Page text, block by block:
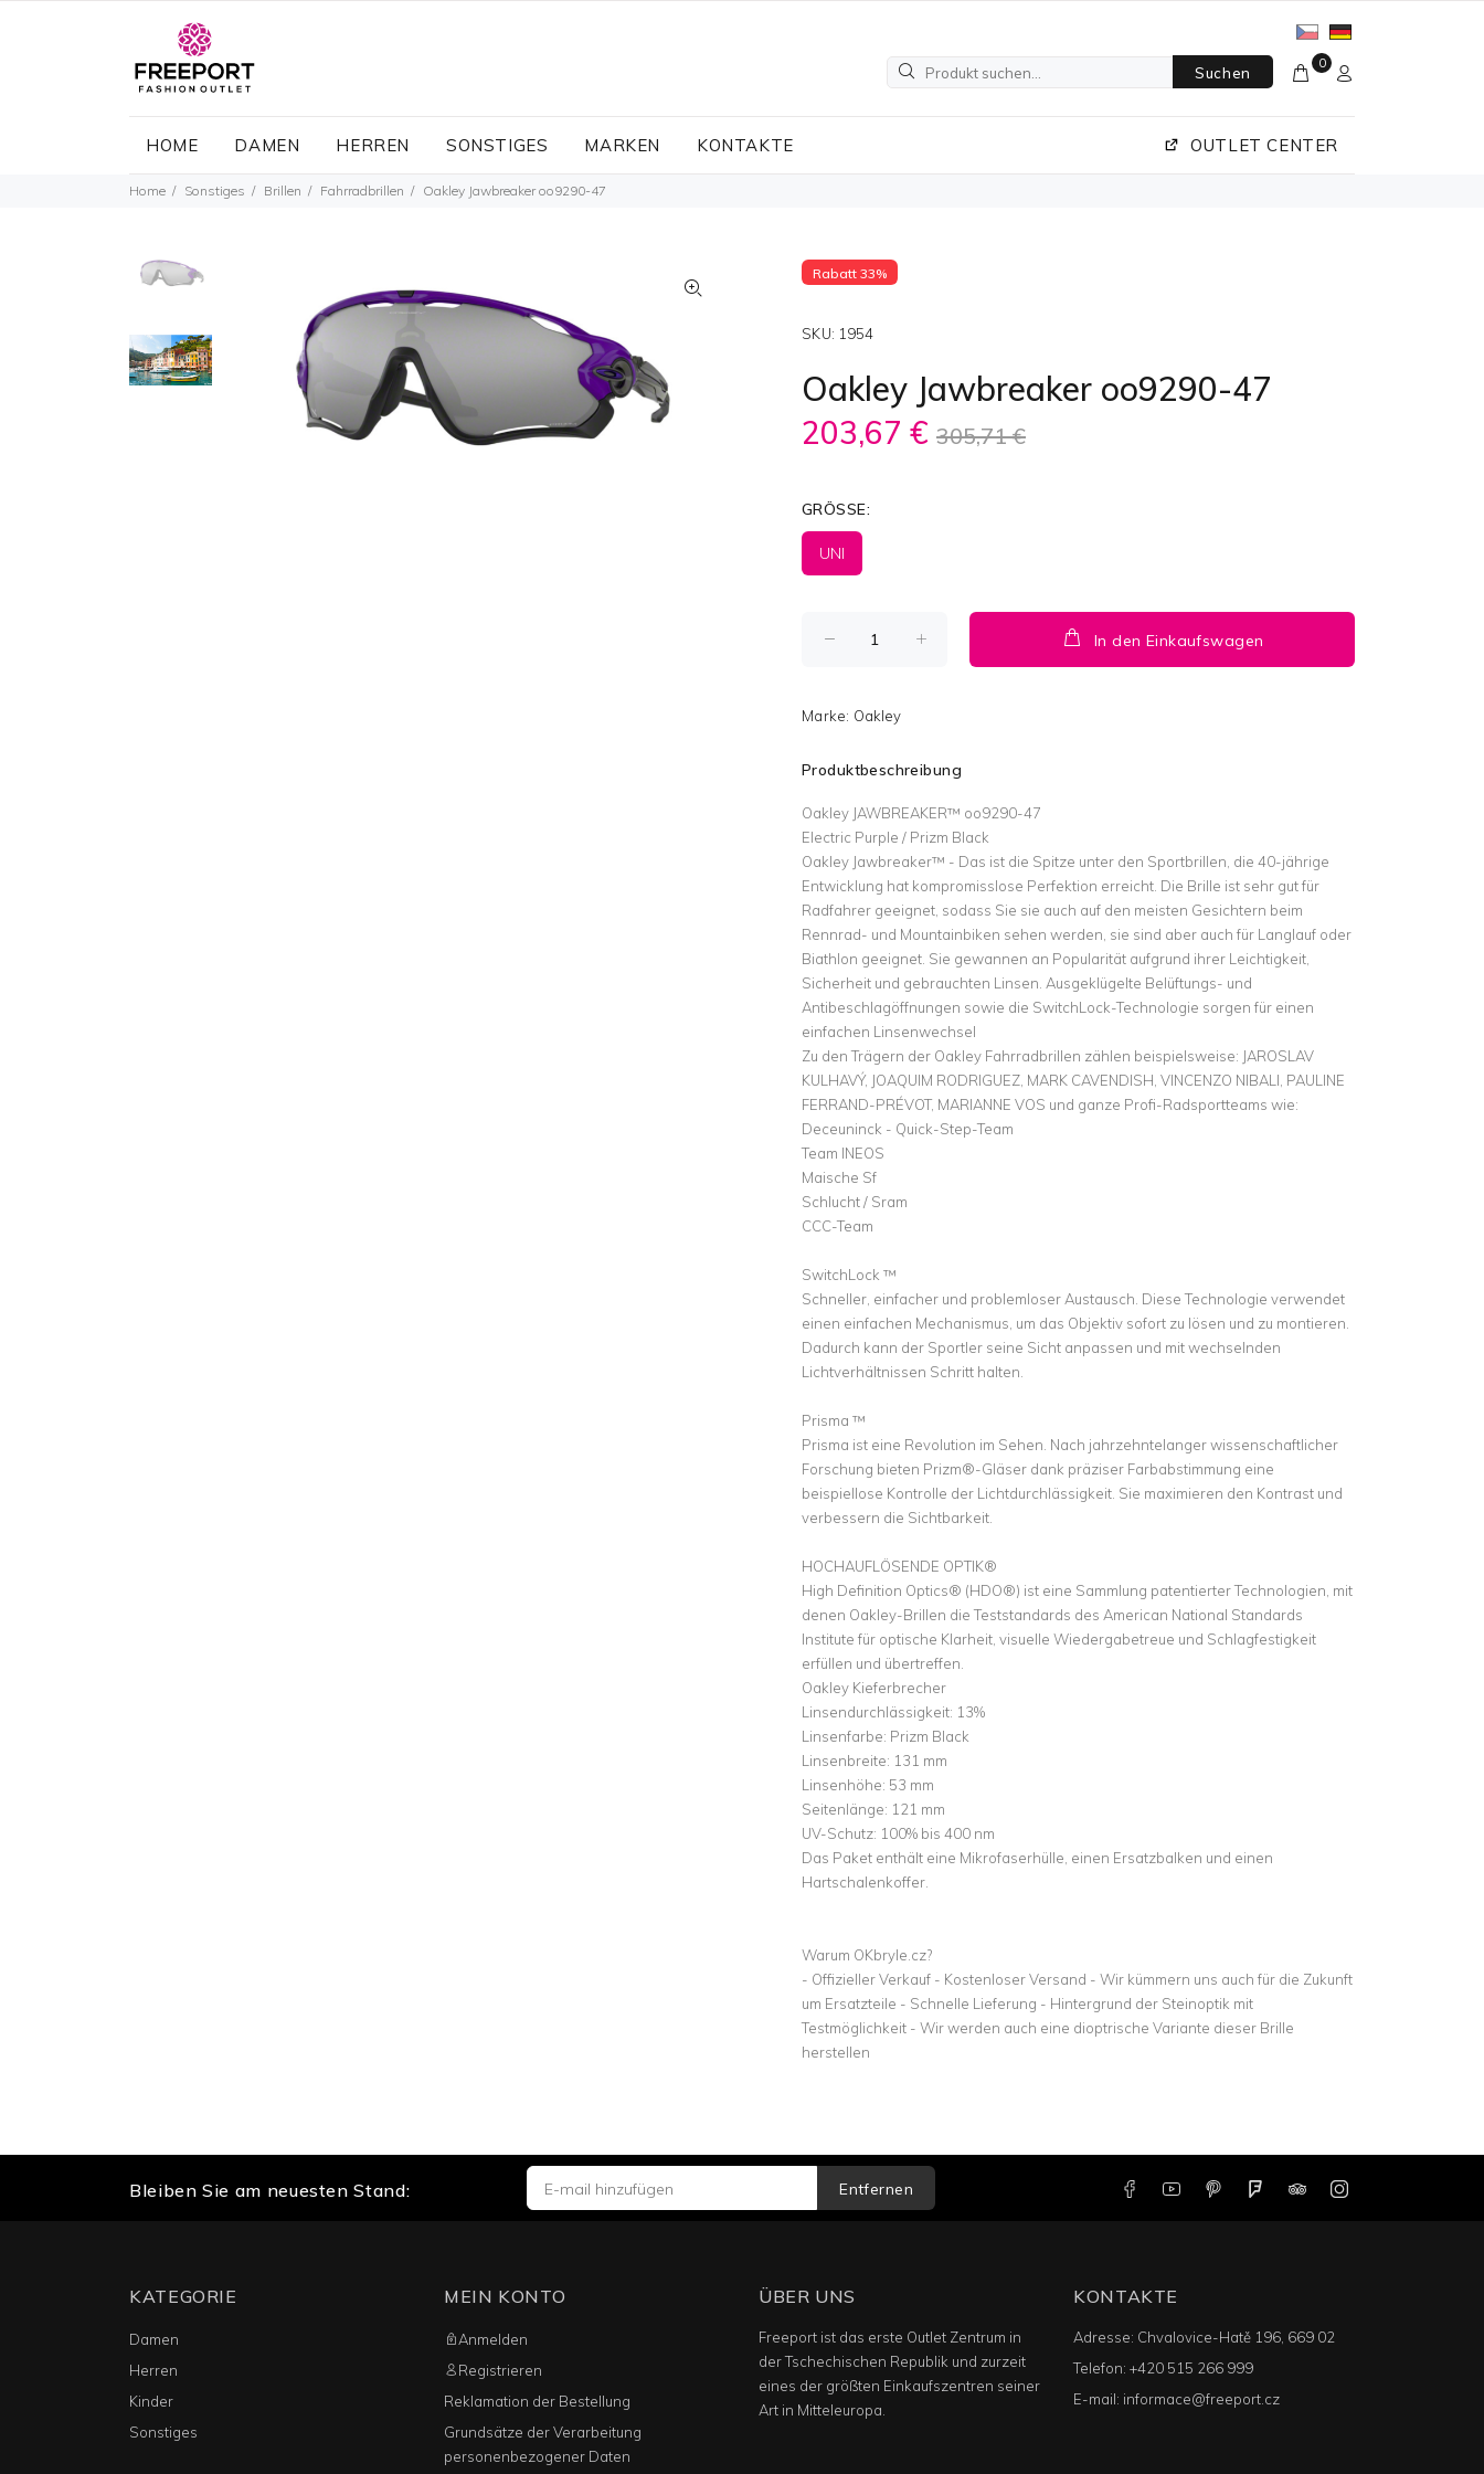
Suchen
0
HOME DAMEN HERREN SONSTIGES MARKEN KONTAKTE OUTLET CENTER
Home Sonstiges Brillen Fahrradbrillen Oakley Jawbreaker oo9290-47
Rabatt 33%
SKU: 1954
Oakley Jawbreaker oo9290-47
203,67 € 305,71 €
GRÖSSE:
UNI
In den Einkaufswagen
Marke: Oakley
Produktbeschreibung
Oakley JAWBREAKER™ oo9290-47
Electric Purple / Prizm Black
Oakley Jawbreaker™ - Das ist die Spitze unter den Sportbrillen, die 40-jährige
Entwicklung hat kompromisslose Perfektion erreicht. Die Brille ist sehr gut für
Radfahrer geeignet, sodass Sie sie auch auf den meisten Gesichtern beim
Rennrad- und Mountainbiken sehen werden, sie sind aber auch für Langlauf oder
Biathlon geeignet. Sie gewannen an Popularität aufgrund ihrer Leichtigkeit,
Sicherheit und gebrauchten Linsen. Ausgeklügelte Belüftungs- und
Antibeschlagöffnungen sowie die SwitchLock-Technologie sorgen für einen
einfachen Linsenwechsel
Zu den Trägern der Oakley Fahrradbrillen zählen beispielsweise: JAROSLAV
KULHAVÝ, JOAQUIM RODRIGUEZ, MARK CAVENDISH, VINCENZO NIBALI, PAULINE
FERRAND-PRÉVOT, MARIANNE VOS und ganze Profi-Radsportteams wie:
Deceuninck - Quick-Step-Team
Team INEOS
Maische Sf
Schlucht / Sram
CCC-Team
SwitchLock ™
Schneller, einfacher und problemloser Austausch. Diese Technologie verwendet
einen einfachen Mechanismus, um das Objektiv sofort zu lösen und zu montieren.
Dadurch kann der Sportler seine Sicht anpassen und mit wechselnden
Lichtverhältnissen Schritt halten.
Prisma ™
Prisma ist eine Revolution im Sehen. Nach jahrzehntelanger wissenschaftlicher
Forschung bieten Prizm®-Gläser dank präziser Farbabstimmung eine
beispiellose Kontrolle der Lichtdurchlässigkeit. Sie maximieren den Kontrast und
verbessern die Sichtbarkeit.
HOCHAUFLÖSENDE OPTIK®
High Definition Optics® (HDO®) ist eine Sammlung patentierter Technologien, mit
denen Oakley-Brillen die Teststandards des American National Standards
Institute für optische Klarheit, visuelle Wiedergabetreue und Schlagfestigkeit
erfüllen und übertreffen.
Oakley Kieferbrecher
Linsendurchlässigkeit: 13%
Linsenfarbe: Prizm Black
Linsenbreite: 131 mm
Linsenhöhe: 53 mm
Seitenlänge: 121 mm
UV-Schutz: 100% bis 400 nm
Das Paket enthält eine Mikrofaserhülle, einen Ersatzbalken und einen
Hartschalenkoffer.
Warum OKbryle.cz?
- Offizieller Verkauf - Kostenloser Versand - Wir kümmern uns auch für die Zukunft
um Ersatzteile - Schnelle Lieferung - Hintergrund der Steinoptik mit
Testmöglichkeit - Wir werden auch eine dioptrische Variante dieser Brille
herstellen
Bleiben Sie am neuesten Stand: Entfernen
KATEGORIE
Damen
Herren
Kinder
Sonstiges
MEIN KONTO
Anmelden
Registrieren
Reklamation der Bestellung
Grundsätze der Verarbeitung
personenbezogener Daten
ÜBER UNS
Freeport ist das erste Outlet Zentrum in
der Tschechischen Republik und zurzeit
eines der größten Einkaufszentren seiner
Art in Mitteleuropa.
KONTAKTE
Adresse: Chvalovice-Hatě 196, 669 02
Telefon: +420 515 266 999
E-mail: informace@freeport.cz